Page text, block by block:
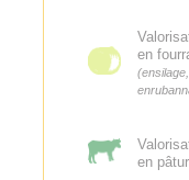
en
(ensilage,
en